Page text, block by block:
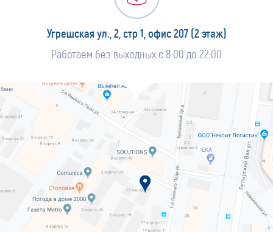
Угрешская ул., 2, стр 1, офис 207 (2 этаж)
Работаем без выходных с 8:00 до 22:00